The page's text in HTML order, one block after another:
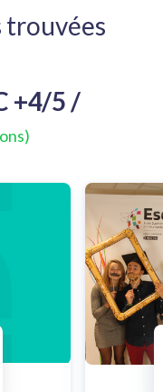
+4/5 /